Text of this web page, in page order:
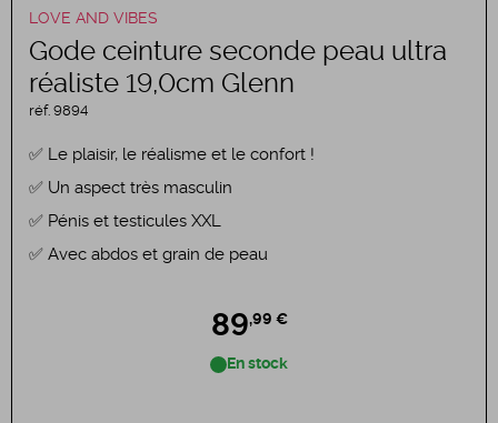
LOVE AND VIBES
Gode ceinture seconde peau ultra
réaliste 19,0cm Glenn
réf. 9894
Le plaisir, le réalisme et le confort !
Un aspect très masculin
Pénis et testicules XXL
Avec abdos et grain de peau
89,99 €
En stock